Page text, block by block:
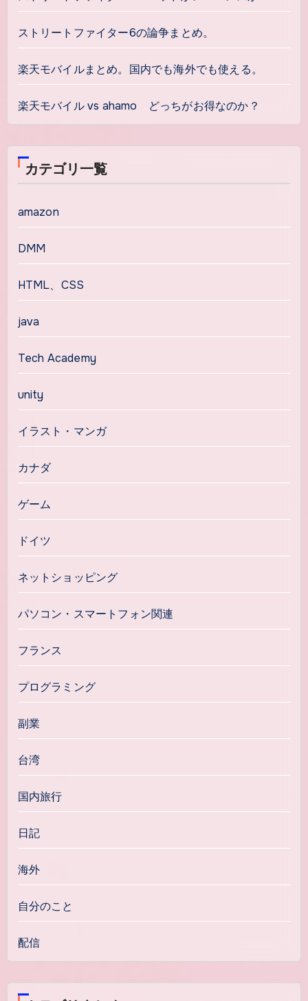
ストリートファイター6の論争まとめ。
楽天モバイルまとめ。国内でも海外でも使える。
楽天モバイル vs ahamo どっちがお得なのか？
カテゴリ一覧
amazon
DMM
HTML、CSS
java
Tech Academy
unity
イラスト・マンガ
カナダ
ゲーム
ドイツ
ネットショッピング
パソコン・スマートフォン関連
フランス
プログラミング
副業
台湾
国内旅行
日記
海外
自分のこと
配信